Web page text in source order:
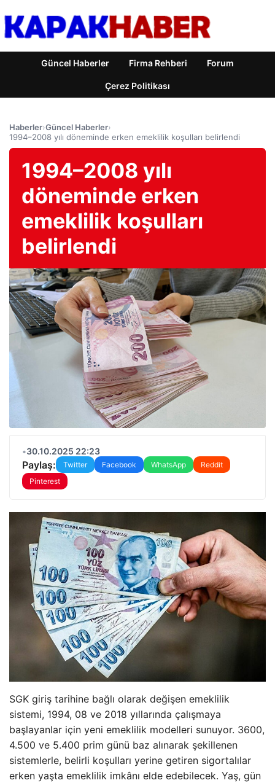
Güncel Haberler Firma Rehberi Forum
Çerez Politikası
Haberler›Güncel Haberler›
1994–2008 yılı döneminde erken emeklilik koşulları belirlendi
1994–2008 yılı
döneminde erken
emeklilik koşulları
belirlendi
•30.10.2025 22:23
Paylaş: Twitter Facebook WhatsApp
Reddit
Pinterest
SGK giriş tarihine bağlı olarak değişen emeklilik
sistemi, 1994, 08 ve 2018 yıllarında çalışmaya
başlayanlar için yeni emeklilik modelleri sunuyor. 3600,
4.500 ve 5.400 prim günü baz alınarak şekillenen
sistemlerle, belirli koşulları yerine getiren sigortalılar
erken yaşta emeklilik imkânı elde edebilecek. Yaş, gün